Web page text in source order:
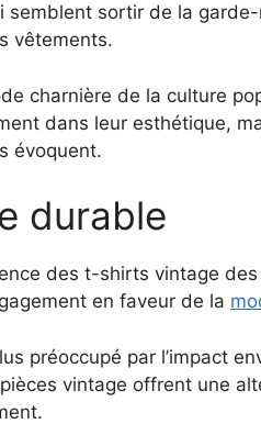
semblent sortir de la
vêtements.
charnière de la culture
dans leur esthétique,
évoquent.
durable
des t-shirts vintage
en faveur de la
préoccupé par l’impact
vintage offrent une